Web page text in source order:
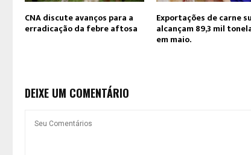
CNA discute avanços para a
erradicação da febre aftosa
Exportações de carne
alcançam 89,3 mil
em maio.
DEIXE UM COMENTÁRIO